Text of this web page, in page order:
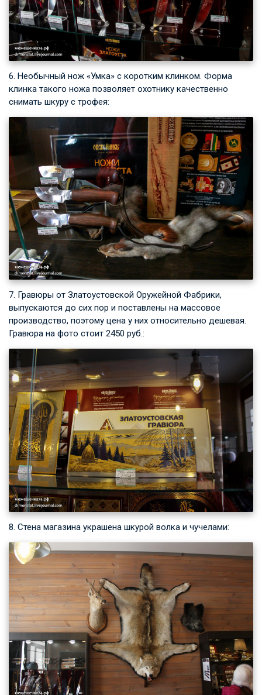
6. Необычный нож «Умка» с коротким клинком. Форма
клинка такого ножа позволяет охотнику качественно
снимать шкуру с трофея:
7. Гравюры от Златоустовской Оружейной Фабрики,
выпускаются до сих пор и поставлены на массовое
производство, поэтому цена у них относительно дешевая.
Гравюра на фото стоит 2450 руб.:
8. Стена магазина украшена шкурой волка и чучелами: